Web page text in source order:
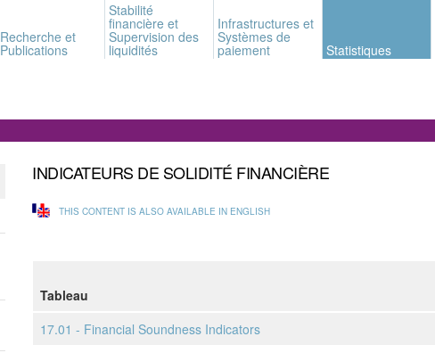
Recherche et
Publications
Stabilité
financière et
Supervision des
liquidités
Infrastructures et
Systèmes de
paiement Statistiques
INDICATEURS DE SOLIDITÉ FINANCIÈRE
THIS CONTENT IS ALSO AVAILABLE IN ENGLISH
Tableau
17.01 - Financial Soundness Indicators